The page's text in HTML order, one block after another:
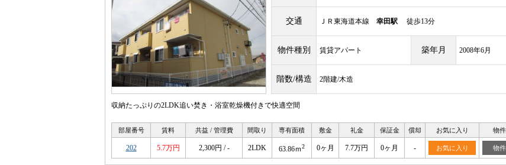
交通 ＪＲ東海道本線 幸田駅 徒歩13分
物件種別 賃貸アパート 築年月 2008年6月
階数/構造 2階建/木造
収納たっぷりの2LDK追い焚き・浴室乾燥機付きで快適空間
部屋番号 賃料 共益 / 管理費 間取り 専有面積 敷金 礼金 保証金 償却 お気に入り 物
202 5.7万円 2,300円 / - 2LDK 63.86ｍ2 0ヶ月 7.7万円 0ヶ月 - お気に入り 物